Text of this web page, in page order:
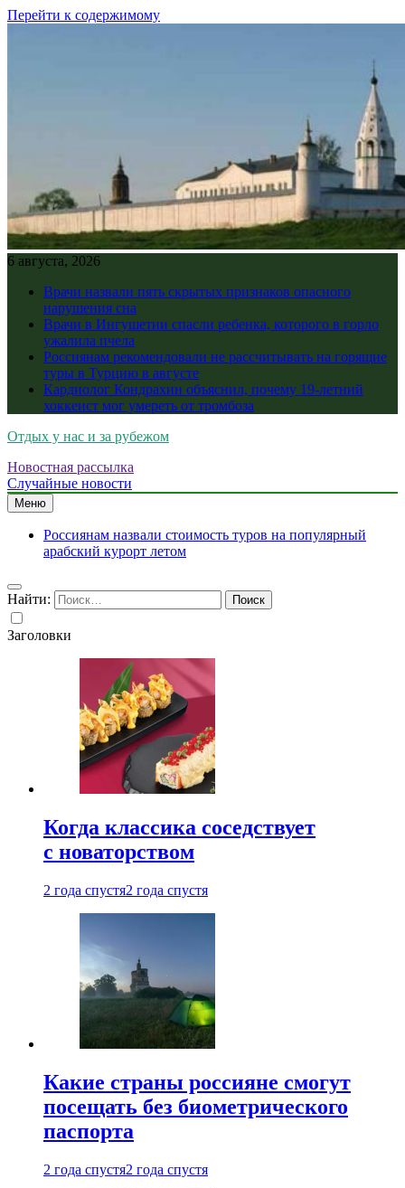
Перейти к содержимому
6 августа, 2026
Врачи назвали пять скрытых признаков опасного
нарушения сна
Врачи в Ингушетии спасли ребенка, которого в горло
ужалила пчела
Россиянам рекомендовали не рассчитывать на горящие
туры в Турцию в августе
Кардиолог Кондрахин объяснил, почему 19-летний
хоккеист мог умереть от тромбоза
Отдых у нас и за рубежом
Новостная рассылка
Случайные новости
Меню
Россиянам назвали стоимость туров на популярный
арабский курорт летом
Найти:
Заголовки
Когда классика соседствует
с новаторством
2 года спустя2 года спустя
Какие страны россияне смогут
посещать без биометрического
паспорта
2 года спустя2 года спустя